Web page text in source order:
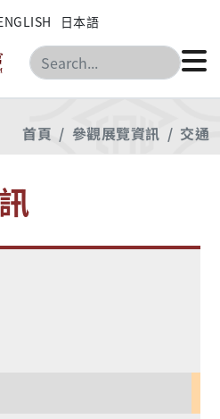
日本語
搜尋
首頁 參觀展覽資訊 交通